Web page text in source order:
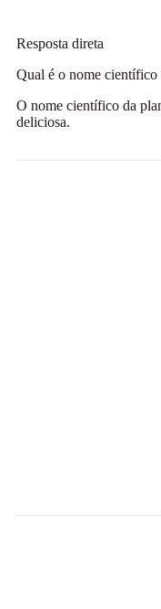
Resposta direta
Qual é o nome científico
O nome científico da
deliciosa.